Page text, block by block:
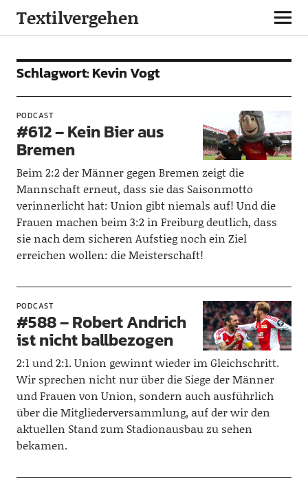
Textilvergehen
Schlagwort:Kevin Vogt
PODCAST
#612 – Kein Bier aus
Bremen
Beim 2:2 der Männer gegen Bremen zeigt die
Mannschaft erneut, dass sie das Saisonmotto
verinnerlicht hat: Union gibt niemals auf! Und die
Frauen machen beim 3:2 in Freiburg deutlich, dass
sie nach dem sicheren Aufstieg noch ein Ziel
erreichen wollen: die Meisterschaft!
PODCAST
#588 – Robert Andrich
ist nicht ballbezogen
2:1 und 2:1. Union gewinnt wieder im Gleichschritt.
Wir sprechen nicht nur über die Siege der Männer
und Frauen von Union, sondern auch ausführlich
über die Mitgliederversammlung, auf der wir den
aktuellen Stand zum Stadionausbau zu sehen
bekamen.